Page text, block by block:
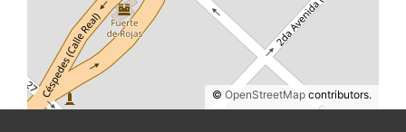
© OpenStreetMap contributors.